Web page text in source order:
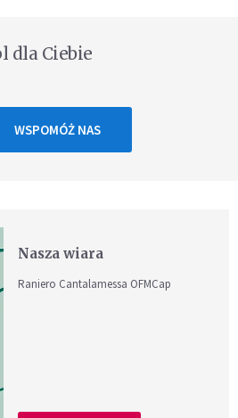
dla Ciebie
WSPOMÓŻ NAS
Nasza wiara
Raniero Cantalamessa OFMCap